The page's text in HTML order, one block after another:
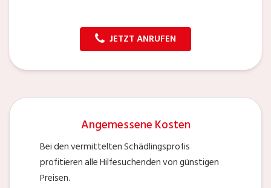
JETZT ANRUFEN
Angemessene Kosten
Bei den vermittelten Schädlingsprofis
profitieren alle Hilfesuchenden von günstigen
Preisen.